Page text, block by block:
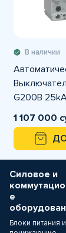
В наличии
G200B
1 107 000
Силовое и
е
Блоки питания и